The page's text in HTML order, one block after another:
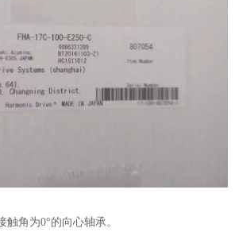
角为0°的向心轴承。